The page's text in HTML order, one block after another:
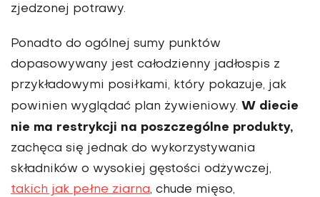
zjedzonej potrawy.
Ponadto do ogólnej sumy punktów
dopasowywany jest całodzienny jadłospis z
przykładowymi posiłkami, który pokazuje, jak
powinien wyglądać plan żywieniowy. W diecie
nie ma restrykcji na poszczególne produkty,
zachęca się jednak do wykorzystywania
składników o wysokiej gęstości odżywczej,
takich jak pełne ziarna, chude mięso,